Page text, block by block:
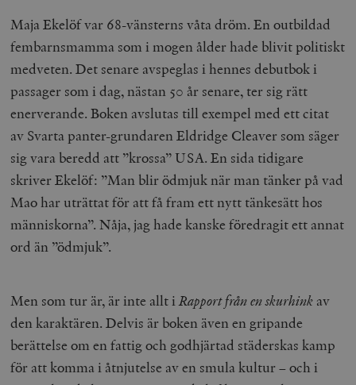
Maja Ekelöf var 68-vänsterns våta dröm. En outbildad
fembarnsmamma som i mogen ålder hade blivit politiskt
medveten. Det senare avspeglas i hennes debutbok i
passager som i dag, nästan 50 år senare, ter sig rätt
enerverande. Boken avslutas till exempel med ett citat
av Svarta panter-grundaren Eldridge Cleaver som säger
sig vara beredd att ”krossa” USA. En sida tidigare
skriver Ekelöf: ”Man blir ödmjuk när man tänker på vad
Mao har uträttat för att få fram ett nytt tänkesätt hos
människorna”. Nåja, jag hade kanske föredragit ett annat
ord än ”ödmjuk”.
Men som tur är, är inte allt iRapport från en skurhink av
den karaktären. Delvis är boken även en gripande
berättelse om en fattig och godhjärtad städerskas kamp
för att komma i åtnjutelse av en smula kultur – och i